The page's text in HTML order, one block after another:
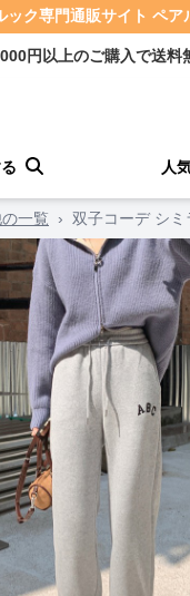
ック専門通販サイト ペア
円以上のご購入で送料
人
一覧 › 双子コーデ シ